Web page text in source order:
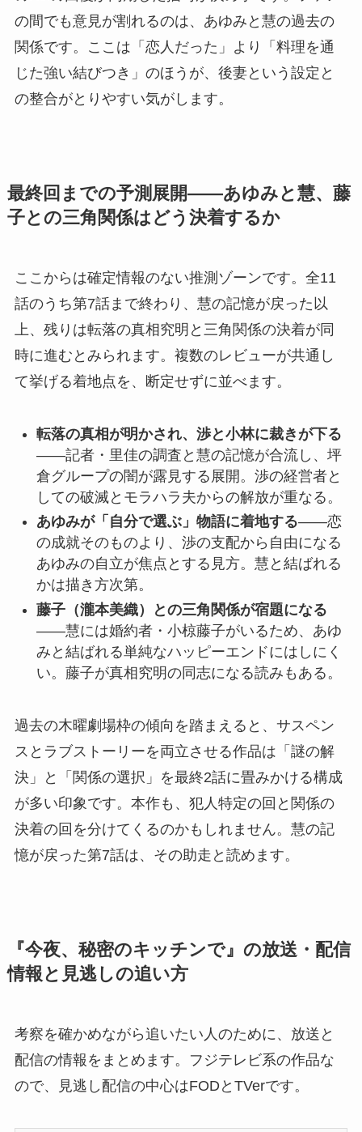
の間でも意見が割れるのは、あゆみと慧の過去の
関係です。ここは「恋人だった」より「料理を通
じた強い結びつき」のほうが、後妻という設定と
の整合がとりやすい気がします。
最終回までの予測展開——あゆみと慧、藤
子との三角関係はどう決着するか
ここからは確定情報のない推測ゾーンです。全11
話のうち第7話まで終わり、慧の記憶が戻った以
上、残りは転落の真相究明と三角関係の決着が同
時に進むとみられます。複数のレビューが共通し
て挙げる着地点を、断定せずに並べます。
転落の真相が明かされ、渉と小林に裁きが下る
——記者・里佳の調査と慧の記憶が合流し、坪
倉グループの闇が露見する展開。渉の経営者と
しての破滅とモラハラ夫からの解放が重なる。
あゆみが「自分で選ぶ」物語に着地する——恋
の成就そのものより、渉の支配から自由になる
あゆみの自立が焦点とする見方。慧と結ばれる
かは描き方次第。
藤子（瀧本美織）との三角関係が宿題になる
——慧には婚約者・小椋藤子がいるため、あゆ
みと結ばれる単純なハッピーエンドにはしにく
い。藤子が真相究明の同志になる読みもある。
過去の木曜劇場枠の傾向を踏まえると、サスペン
スとラブストーリーを両立させる作品は「謎の解
決」と「関係の選択」を最終2話に畳みかける構成
が多い印象です。本作も、犯人特定の回と関係の
決着の回を分けてくるのかもしれません。慧の記
憶が戻った第7話は、その助走と読めます。
『今夜、秘密のキッチンで』の放送・配信
情報と見逃しの追い方
考察を確かめながら追いたい人のために、放送と
配信の情報をまとめます。フジテレビ系の作品な
ので、見逃し配信の中心はFODとTVerです。